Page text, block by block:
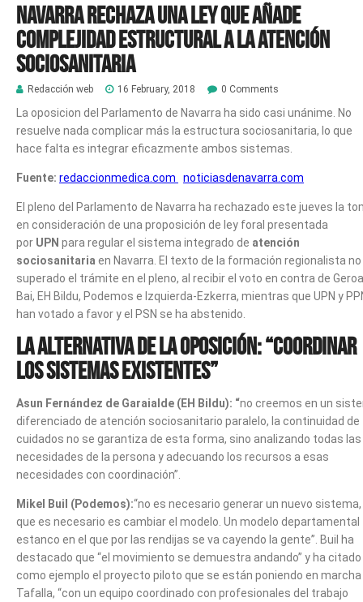
Navarra rechaza una ley que añade
complejidad estructural a la atención
sociosanitaria
Redacción web 16 February, 2018 0 Comments
La oposicion del Parlamento de Navarra ha sido casi unánime. No
resuelve nada complicar más la estructura sociosanitaria, lo que
hace falta es integrar eficazmente ambos sistemas.
Fuente: redaccionmedica.com noticiasdenavarra.com
El pleno del Parlamento de Navarra ha rechazado este jueves la
en consideración de una proposición de ley foral presentada
por UPN para regular el sistema integrado de atención
sociosanitaria en Navarra. El texto de la formación regionalista no
superado el trámite en el pleno, al recibir el voto en contra de Geroa
Bai, EH Bildu, Podemos e Izquierda-Ezkerra, mientras que UPN y
han votado a favor y el PSN se ha abstenido.
La alternativa de la oposición: “Coordinar
los sistemas existentes”
Asun Fernández de Garaialde (EH Bildu): “no creemos en un
diferenciado de atención sociosanitario paralelo, la continuidad de
cuidados no se garantiza de esta forma, sino analizando todas las
necesidades de la persona y adecuando los recursos a esas
necesidades con coordinación”.
Mikel Buil (Podemos):“no es necesario generar un nuevo sistema,
que es necesario es cambiar el modelo. Un modelo departamental
estanco en el que por las rendijas se va cayendo la gente”. Buil ha
destacado que “el movimiento se demuestra andando” y ha citado
como ejemplo el proyecto piloto que se están poniendo en marcha
Tafalla, “con un equipo coordinado con profesionales del trabajo